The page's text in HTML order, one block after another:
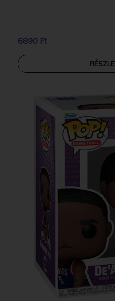
6890 Ft